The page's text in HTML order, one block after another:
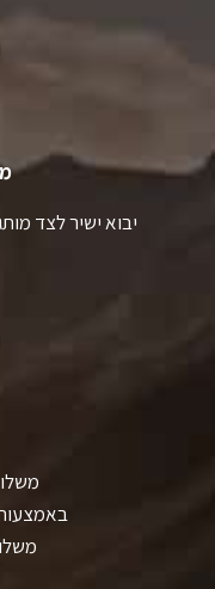
האפשרויות
יבוא ישיר לצד